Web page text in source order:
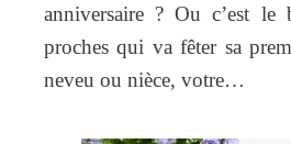
anniversaire ? Ou c’est le
proches qui va fêter sa
neveu ou nièce, votre…